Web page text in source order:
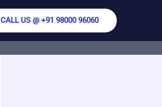
CALL US @ +91 98000 96060